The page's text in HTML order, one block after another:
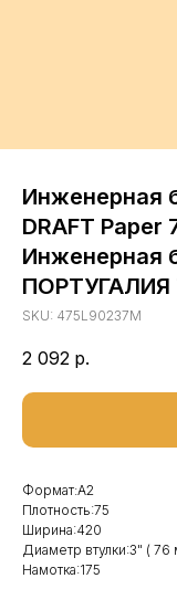
Инженерная
DRAFT
Инженерная
ПОРТУГАЛИЯ
SKU: 475L90237M
2 092 р.
Формат:А2
Плотность:75
Ширина:420
Диаметр втулки:3" ( 76
Намотка:175